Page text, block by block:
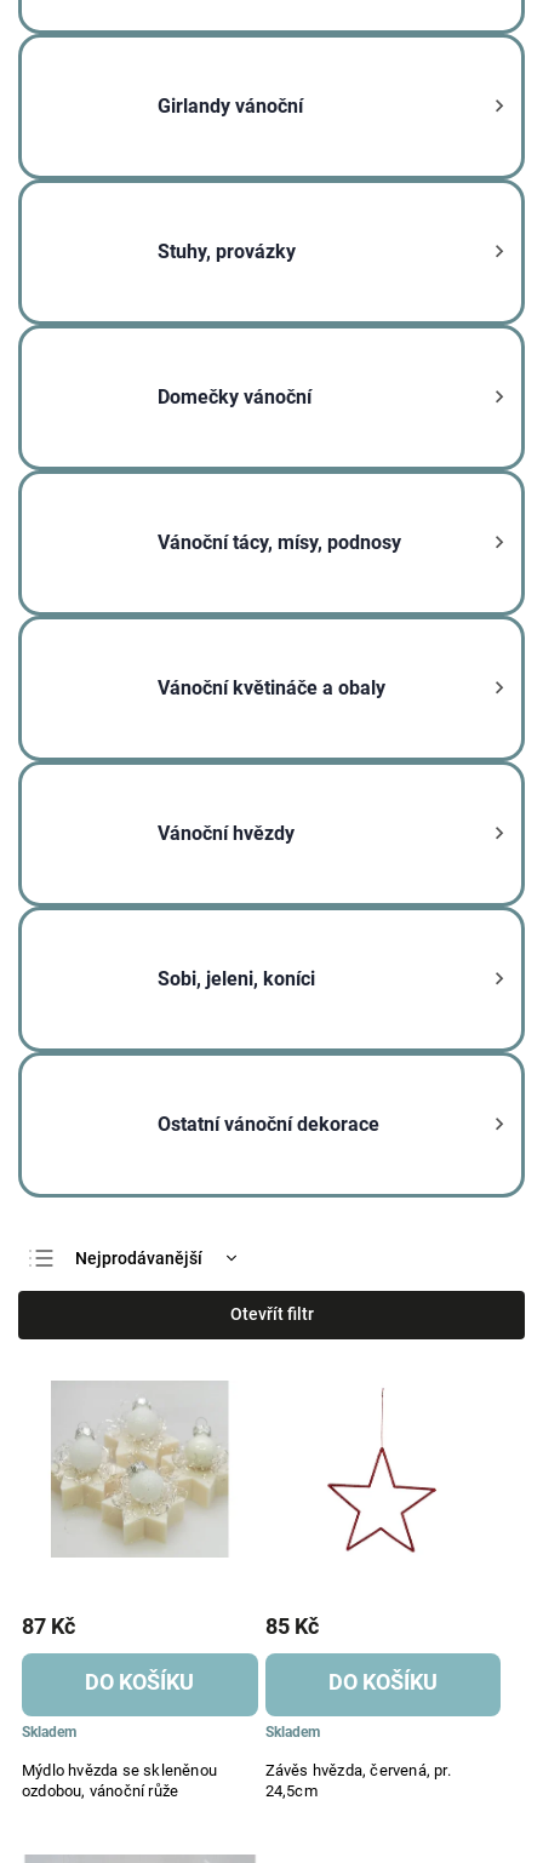
Girlandy vánoční
Stuhy, provázky
Domečky vánoční
Vánoční tácy, mísy, podnosy
Vánoční květináče a obaly
Vánoční hvězdy
Sobi, jeleni, koníci
Ostatní vánoční dekorace
Nejprodávanější
Nejlevnější
Nejdražší
Otevřít filtr
Mýdlo hvězda se skleněnou
ozdobou, vánoční růže
Skladem
87 Kč
DO KOŠÍKU
Závěs hvězda, červená, pr.
24,5cm
Skladem
85 Kč
DO KOŠÍKU